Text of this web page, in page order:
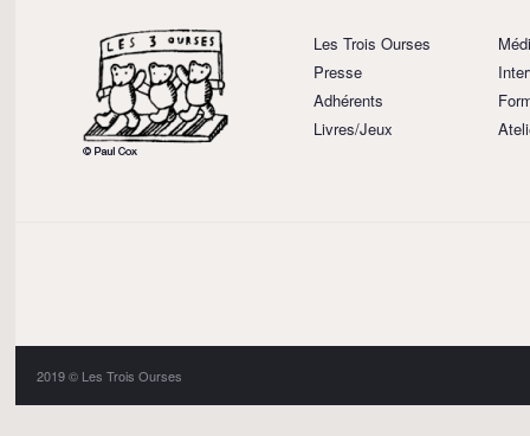
Les Trois Ourses
Presse
Adhérents
Livres/Jeux
2019 © Les Trois Ourses